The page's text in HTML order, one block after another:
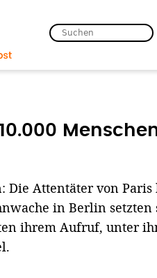
Die Attentäter von Paris
in Berlin setzten
ihrem Aufruf, unter